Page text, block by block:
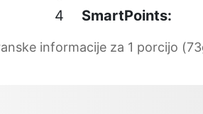
4 SmartPoints:
informacije za 1 porcijo